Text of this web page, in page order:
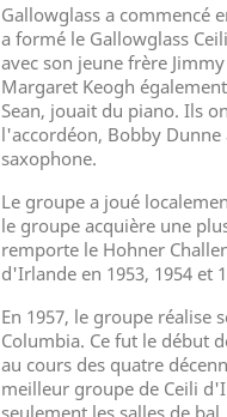
Gallowglass a commencé
a formé le Gallowglass
avec son jeune frère
Margaret Keogh
Sean, jouait du piano. Ils
l'accordéon, Bobby
saxophone.
Le groupe a joué
le groupe acquière une
remporte le Hohner
d'Irlande en 1953, 1954 et
En 1957, le groupe réalise
Columbia. Ce fut le début
au cours des quatre
meilleur groupe de Ceili
seulement les salles de